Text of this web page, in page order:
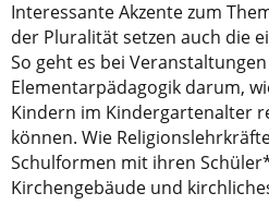
Interessante Akzente zum
der Pluralität setzen auch die
So geht es bei
Elementarpädagogik darum,
Kindern im Kindergartenalter
können. Wie
Schulformen mit ihren
Kirchengebäude und